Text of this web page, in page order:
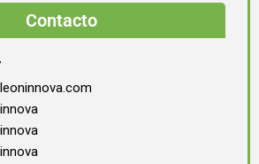
Contacto